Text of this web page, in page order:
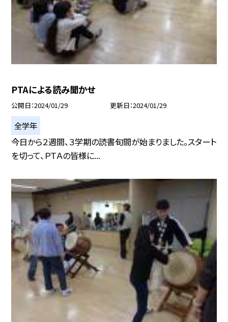
PTAによる読み聞かせ
公開日 2024/01/29 更新日 2024/01/29
全学年
今日から２週間、３学期の読書旬間が始まりました。スタート
を切って、ＰＴＡの皆様に...